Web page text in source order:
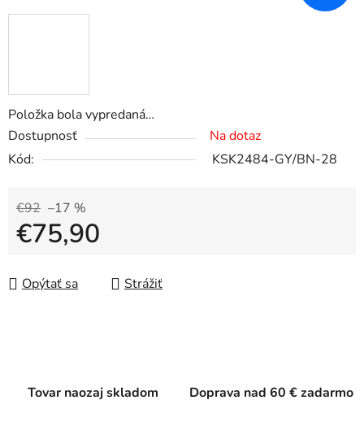
Položka bola vypredaná…
Dostupnosť
Na dotaz
Kód:
KSK2484-GY/BN-28
€92 –17 %
€75,90
Opýtať sa
Strážiť
Tovar naozaj skladom Doprava nad 60 € zadarmo